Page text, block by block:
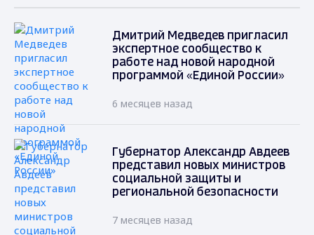
Дмитрий Медведев пригласил
экспертное сообщество к
работе над новой народной
программой «Единой России»
6 месяцев назад
Губернатор Александр Авдеев
представил новых министров
социальной защиты и
региональной безопасности
7 месяцев назад